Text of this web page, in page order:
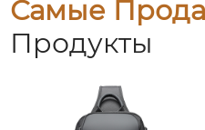
Самые
Продукты